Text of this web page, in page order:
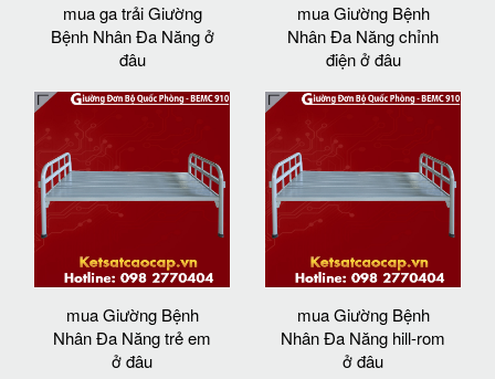
mua ga trải Giường
Bệnh Nhân Đa Năng ở
đâu
mua Giường Bệnh
Nhân Đa Năng chỉnh
điện ở đâu
mua Giường Bệnh
Nhân Đa Năng trẻ em
ở đâu
mua Giường Bệnh
Nhân Đa Năng hill-rom
ở đâu